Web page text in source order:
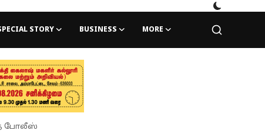
STORY BUSINESS MORE
போலீஸ்